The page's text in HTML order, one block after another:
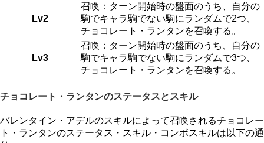
Lv2
召喚：ターン開始時の盤面のうち、自分の
駒でキャラ駒でない駒にランダムで2つ、
チョコレート・ランタンを召喚する。
Lv3
召喚：ターン開始時の盤面のうち、自分の
駒でキャラ駒でない駒にランダムで3つ、
チョコレート・ランタンを召喚する。
チョコレート・ランタンのステータスとスキル
バレンタイン・アデルのスキルによって召喚されるチョコレー
ト・ランタンのステータス・スキル・コンボスキルは以下の通